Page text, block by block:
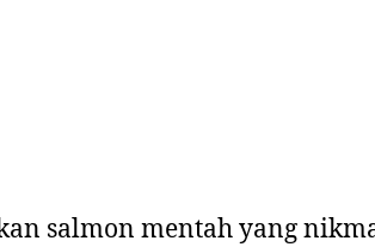
salmon mentah yang